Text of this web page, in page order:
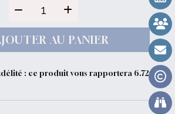
AU PANIER
: ce produit vous rapportera 6.72